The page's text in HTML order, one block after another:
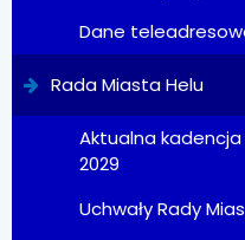
Dane
Rada Miasta Helu
Aktualna
2029
Uchwały Rady